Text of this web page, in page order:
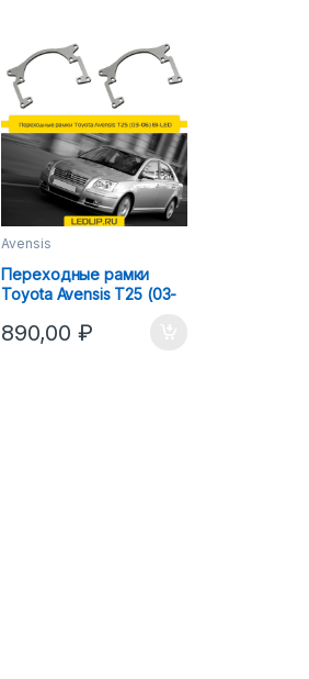
Avensis
Переходные рамки
Toyota Avensis T25 (03-
890,00 ₽